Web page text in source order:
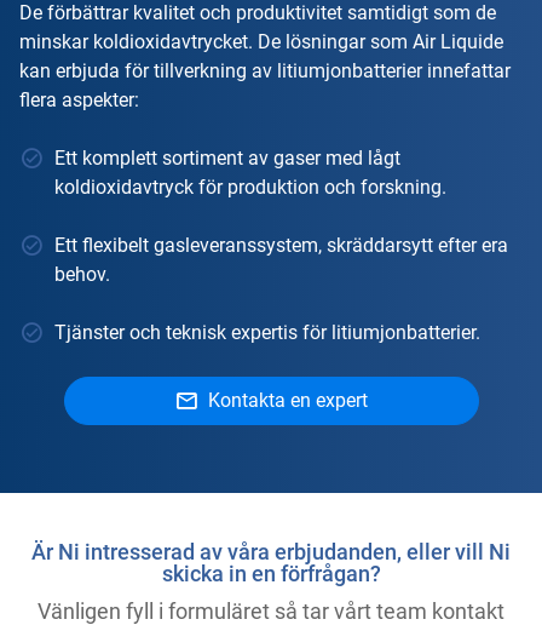
De förbättrar kvalitet och produktivitet samtidigt som de
minskar koldioxidavtrycket. De lösningar som Air Liquide
kan erbjuda för tillverkning av litiumjonbatterier innefattar
flera aspekter:
Ett komplett sortiment av gaser med lågt
koldioxidavtryck för produktion och forskning.
Ett flexibelt gasleveranssystem, skräddarsytt efter era
behov.
Tjänster och teknisk expertis för litiumjonbatterier.
Kontakta en expert
Är Ni intresserad av våra erbjudanden, eller vill Ni
skicka in en förfrågan?
Vänligen fyll i formuläret så tar vårt team kontakt